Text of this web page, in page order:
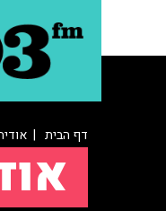
דף הבית |